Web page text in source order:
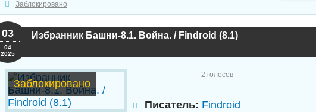
Заблокировано
Избранник Башни-8.1. Война. / Findroid (8.1)
03
04
2025
Заблокировано
2 голосов
Писатель: Findroid